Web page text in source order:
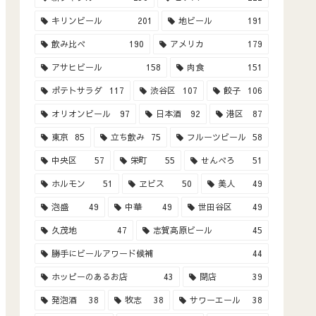
キリンビール 201 地ビール 191
飲み比べ 190 アメリカ 179
アサヒビール 158 肉食 151
ポテトサラダ 117 渋谷区 107 餃子 106
オリオンビール 97 日本酒 92 港区 87
東京 85 立ち飲み 75 フルーツビール 58
中央区 57 栄町 55 せんべろ 51
ホルモン 51 ヱビス 50 美人 49
泡盛 49 中華 49 世田谷区 49
久茂地 47 志賀高原ビール 45
勝手にビールアワード候補 44
ホッピーのあるお店 43 閉店 39
発泡酒 38 牧志 38 サワーエール 38